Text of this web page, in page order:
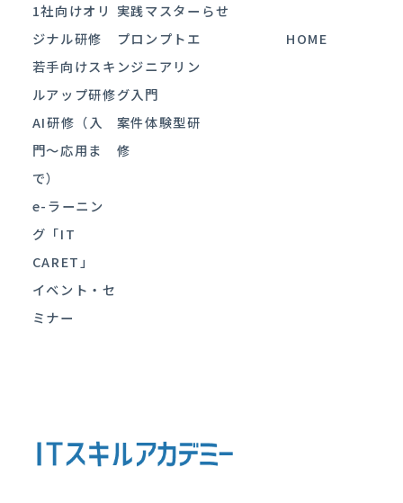
1社向けオリ
ジナル研修
若手向けスキ
ルアップ研修
AI研修（入
門〜応用ま
で）
e-ラーニン
グ「IT
CARET」
イベント・セ
ミナー
実践マスター
プロンプトエ
ンジニアリン
グ入門
案件体験型研
修
らせ
HOME